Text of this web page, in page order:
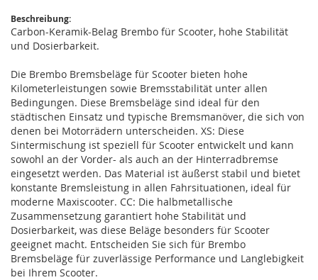
Beschreibung:
Carbon-Keramik-Belag Brembo für Scooter, hohe Stabilität
und Dosierbarkeit.
Die Brembo Bremsbeläge für Scooter bieten hohe
Kilometerleistungen sowie Bremsstabilität unter allen
Bedingungen. Diese Bremsbeläge sind ideal für den
städtischen Einsatz und typische Bremsmanöver, die sich von
denen bei Motorrädern unterscheiden. XS: Diese
Sintermischung ist speziell für Scooter entwickelt und kann
sowohl an der Vorder- als auch an der Hinterradbremse
eingesetzt werden. Das Material ist äußerst stabil und bietet
konstante Bremsleistung in allen Fahrsituationen, ideal für
moderne Maxiscooter. CC: Die halbmetallische
Zusammensetzung garantiert hohe Stabilität und
Dosierbarkeit, was diese Beläge besonders für Scooter
geeignet macht. Entscheiden Sie sich für Brembo
Bremsbeläge für zuverlässige Performance und Langlebigkeit
bei Ihrem Scooter.